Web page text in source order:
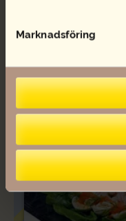
Marknadsföring